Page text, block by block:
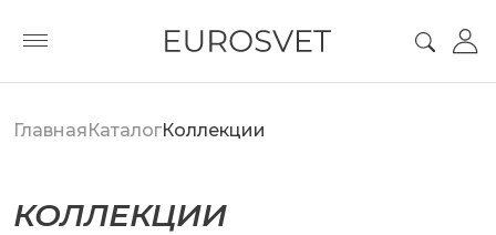
ГлавнаяКаталогКоллекции
КОЛЛЕКЦИИ